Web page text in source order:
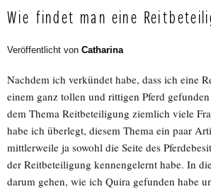
Wie findet man eine
Veröffentlicht von Catharina
Nachdem ich verkündet habe, dass ich eine
einem ganz tollen und rittigen Pferd
dem Thema Reitbeteiligung ziemlich viele
habe ich überlegt, diesem Thema ein paar
mittlerweile ja sowohl die Seite des
der Reitbeteiligung kennengelernt habe. In
darum gehen, wie ich Quira gefunden habe